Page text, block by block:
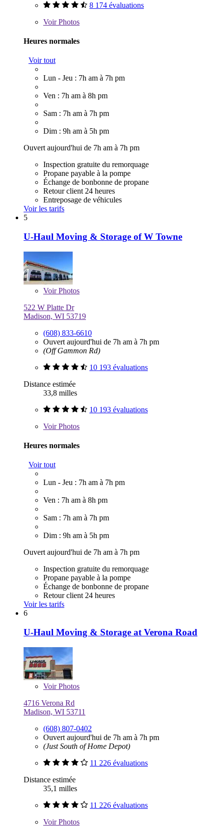
8 174 évaluations
VoirPhotos
Heures normales
Voir tout
Lun - Jeu : 7h am à 7h pm
Ven : 7h am à 8h pm
Sam : 7h am à 7h pm
Dim : 9h am à 5h pm
Ouvert aujourd'hui de 7h am à 7h pm
Inspection gratuite du remorquage
Propane payable à la pompe
Échange de bonbonne de propane
Retour client 24 heures
Entreposage de véhicules
Voir les tarifs
5
U-Haul Moving & Storage of W Towne
VoirPhotos
522 W Platte Dr
Madison, WI 53719
(608) 833-6610
Ouvert aujourd'hui de 7h am à 7h pm
(Off Gammon Rd)
10 193 évaluations
Distance estimée
33,8 milles
10 193 évaluations
VoirPhotos
Heures normales
Voir tout
Lun - Jeu : 7h am à 7h pm
Ven : 7h am à 8h pm
Sam : 7h am à 7h pm
Dim : 9h am à 5h pm
Ouvert aujourd'hui de 7h am à 7h pm
Inspection gratuite du remorquage
Propane payable à la pompe
Échange de bonbonne de propane
Retour client 24 heures
Voir les tarifs
6
U-Haul Moving & Storage at Verona Road
VoirPhotos
4716 Verona Rd
Madison, WI 53711
(608) 807-0402
Ouvert aujourd'hui de 7h am à 7h pm
(Just South of Home Depot)
11 226 évaluations
Distance estimée
35,1 milles
11 226 évaluations
VoirPhotos